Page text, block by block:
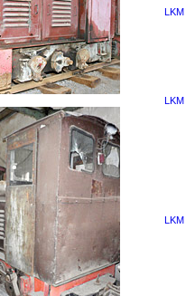
LKM
LKM
LKM